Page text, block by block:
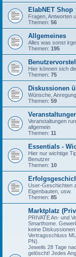
ElabNET Shop
Fragen, Antworten
Themen: 56
Allgemeines
Alles was sonst
Themen: 195
Hier können sich
Themen: 75
Diskussionen
Wünsche,
Themen: 59
Veranstaltungen
allgemein
Themen: 11
Essentials -
Hier nur wichtige
Benutzer
Themen: 10
User-Geschichten
Eigenbauten, usw.
Themen: 85
Marktplatz
PRIVATE An- und
Smarthome.
keine
Vertragsschluss
PN).
Jeweils 28 Tage
gelöscht! Jedes